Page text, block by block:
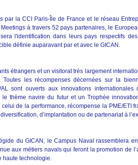
par la CCI Paris-Île de France et le réseau
à travers 52 pays partenaires, le
l'identification dans leurs pays respectifs
définie auparavant par et avec le GICAN.
étrangers et un visitorat très largement
les récompenses décernées sur la
sont ouverts aux innovations
thème navire du futur et un Trophée
de la performance, récompense la PME/ETI
d’implantation ou de partenariat à
du GICAN, le Campus Naval rassemblera
aux métiers navals qui feront la promotion de
haute technologie.